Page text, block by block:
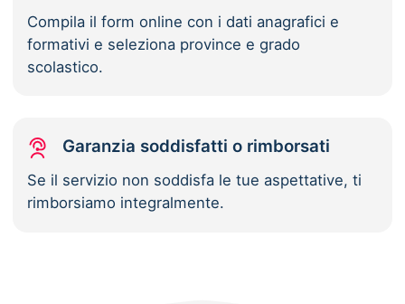
Compila il form online con i dati anagrafici e
formativi e seleziona province e grado
scolastico.
Garanzia soddisfatti o rimborsati
Se il servizio non soddisfa le tue aspettative, ti
rimborsiamo integralmente.